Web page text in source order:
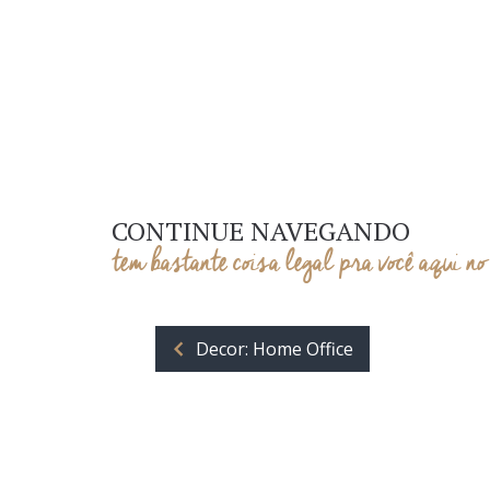
CONTINUE NAVEGANDO
tem bastante coisa legal pra você aqui
Decor: Home Office